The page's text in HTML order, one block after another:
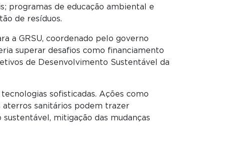
programas de educação ambiental e
de resíduos.
a GRSU, coordenado pelo governo
superar desafios como financiamento
de Desenvolvimento Sustentável da
sofisticadas. Ações como
sanitários podem trazer
mitigação das mudanças